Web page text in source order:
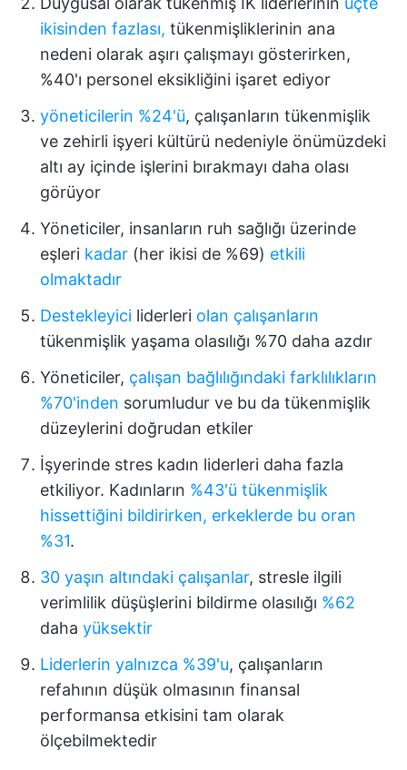
ikisinden fazlası, tükenmişliklerinin ana
nedeni olarak aşırı çalışmayı gösterirken,
%40'ı personel eksikliğini işaret ediyor
yöneticilerin %24'ü, çalışanların tükenmişlik
ve zehirli işyeri kültürü nedeniyle önümüzdeki
altı ay içinde işlerini bırakmayı daha olası
görüyor
Yöneticiler, insanların ruh sağlığı üzerinde
eşleri kadar (her ikisi de %69) etkili
olmaktadır
Destekleyici liderleri olan çalışanların
tükenmişlik yaşama olasılığı %70 daha azdır
Yöneticiler, çalışan bağlılığındaki farklılıkların
%70'inden sorumludur ve bu da tükenmişlik
düzeylerini doğrudan etkiler
İşyerinde stres kadın liderleri daha fazla
etkiliyor. Kadınların %43'ü tükenmişlik
hissettiğini bildirirken, erkeklerde bu oran
%31.
30 yaşın altındaki çalışanlar, stresle ilgili
verimlilik düşüşlerini bildirme olasılığı %62
daha yüksektir
Liderlerin yalnızca %39'u, çalışanların
refahının düşük olmasının finansal
performansa etkisini tam olarak
ölçebilmektedir